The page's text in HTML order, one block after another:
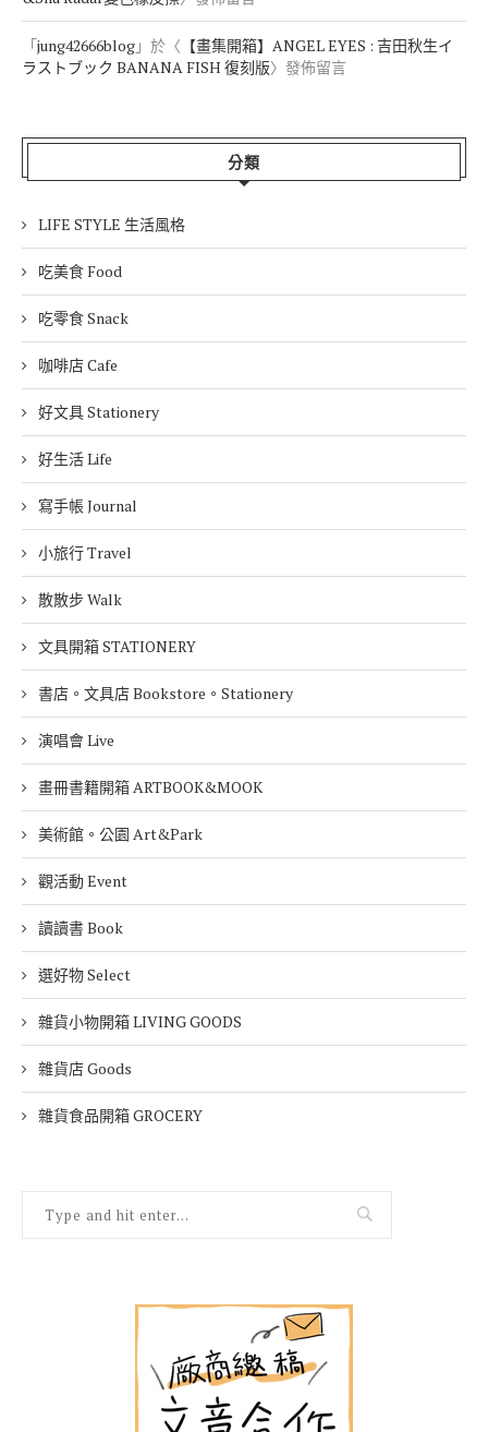
「jung42666blog 」於〈 【畫集開箱】ANGEL EYES : 吉田秋生イ
ラストブック BANANA FISH 復刻版〉發佈留言
分類
LIFE STYLE 生活風格
吃美食 Food
吃零食 Snack
咖啡店 Cafe
好文具 Stationery
好生活 Life
寫手帳 Journal
小旅行 Travel
散散步 Walk
文具開箱 STATIONERY
書店。文具店 Bookstore。Stationery
演唱會 Live
畫冊書籍開箱 ARTBOOK&MOOK
美術館。公園 Art&Park
觀活動 Event
讀讀書 Book
選好物 Select
雜貨小物開箱 LIVING GOODS
雜貨店 Goods
雜貨食品開箱 GROCERY